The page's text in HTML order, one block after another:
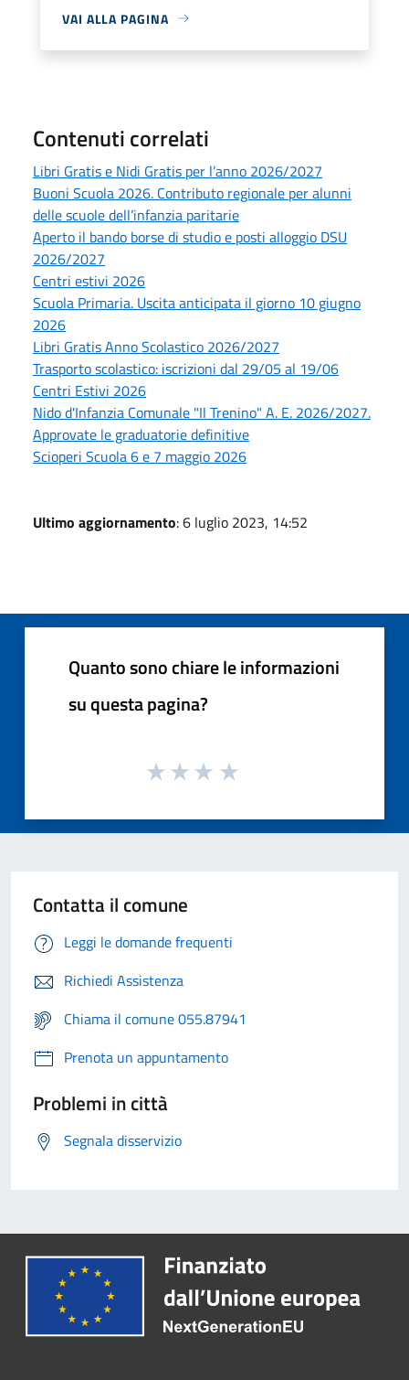
VAI ALLA PAGINA
Contenuti correlati
Libri Gratis e Nidi Gratis per l’anno 2026/2027
Buoni Scuola 2026. Contributo regionale per alunni
delle scuole dell’infanzia paritarie
Aperto il bando borse di studio e posti alloggio DSU
2026/2027
Centri estivi 2026
Scuola Primaria. Uscita anticipata il giorno 10 giugno
2026
Libri Gratis Anno Scolastico 2026/2027
Trasporto scolastico: iscrizioni dal 29/05 al 19/06
Centri Estivi 2026
Nido d'Infanzia Comunale "Il Trenino" A. E. 2026/2027.
Approvate le graduatorie definitive
Scioperi Scuola 6 e 7 maggio 2026
Ultimo aggiornamento: 6 luglio 2023, 14:52
Quanto sono chiare le informazioni
su questa pagina?
Contatta il comune
Leggi le domande frequenti
Richiedi Assistenza
Chiama il comune 055.87941
Prenota un appuntamento
Problemi in città
Segnala disservizio